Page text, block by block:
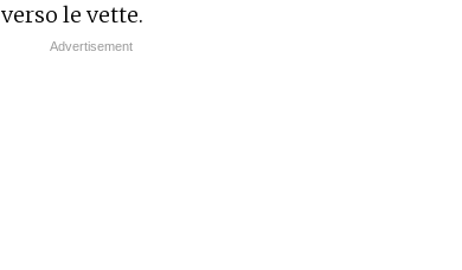
le vette.